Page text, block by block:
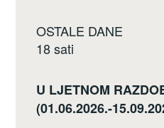
OSTALE DANE
18 sati
U LJETNOM
(01.06.2026.-